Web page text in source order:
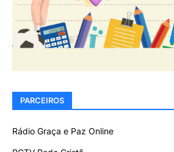
PARCEIROS
Rádio Graça e Paz Online